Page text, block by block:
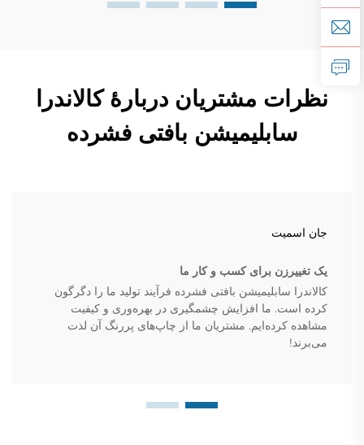
نظرات مشتریان دربارهٔ کالاندرا
سابلیمیشن بافتی فشرده
جان اسمیت
یک تغییرزن برای کسب و کار ما
کالاندرا سابلیمیشن بافتی فشرده فرآیند تولید ما را دگرگون
کرده است. ما افزایش چشمگیری در بهره‌وری و کیفیت
مشاهده کرده‌ایم. مشتریان ما از چاپ‌های پررنگ آن لذت
می‌برند!